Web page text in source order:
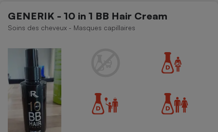
GENERIK - 10 in 1 BB Hair Cream
Soins des cheveux - Masques capillaires